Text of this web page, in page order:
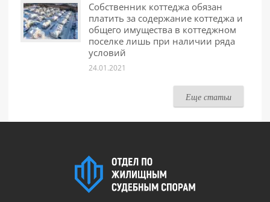
Собственник коттеджа обязан
платить за содержание коттеджа и
общего имущества в коттеджном
поселке лишь при наличии ряда
условий
24.01.2021
Еще статьи